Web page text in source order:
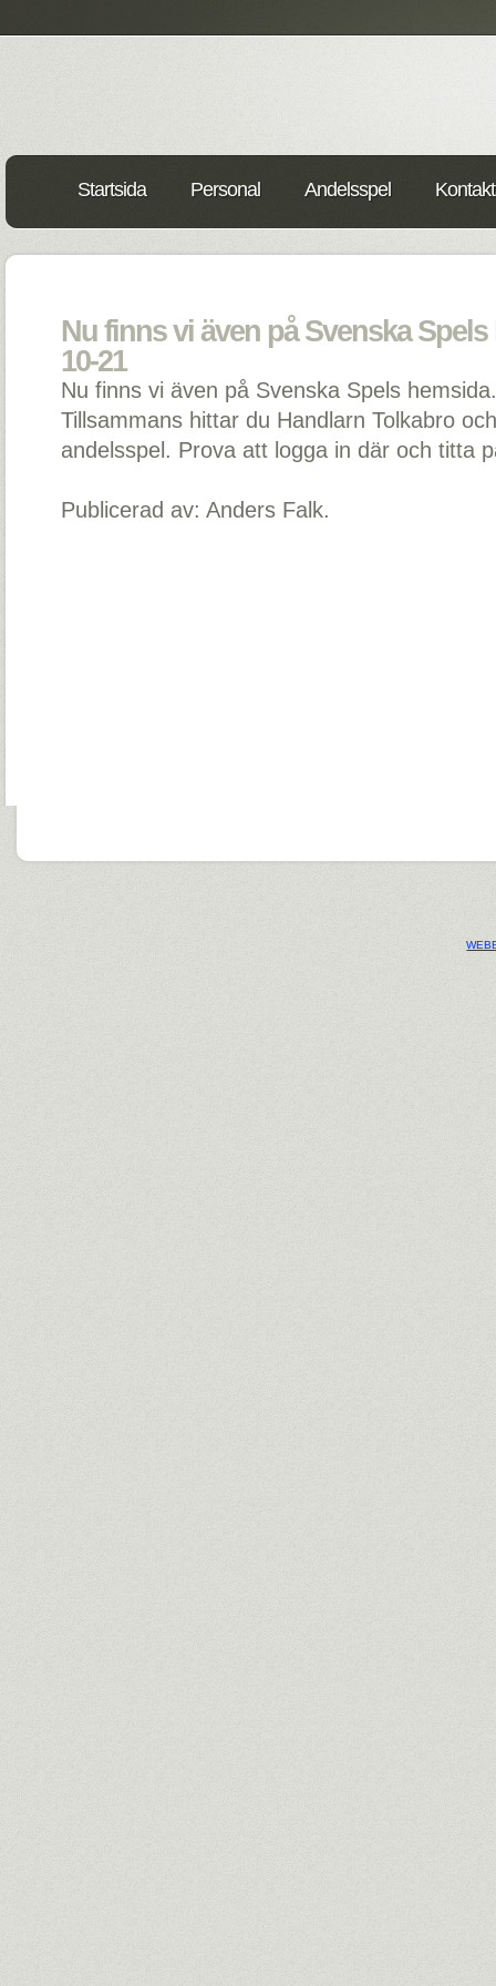
Startsida Personal Andelsspel
Nu finns vi även på Svenska Spels
10-21
Nu finns vi även på Svenska Spels
Tillsammans hittar du Handlarn Tolkabro
andelsspel. Prova att logga in där och titta
Publicerad av: Anders Falk.